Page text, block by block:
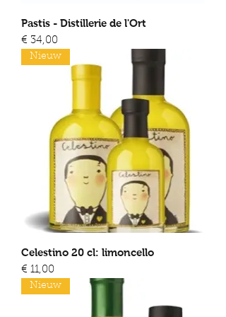
Pastis - Distillerie de l'Ort
Prijs
€ 34,00
Nieuw
Celestino 20 cl: limoncello
Prijs
€ 11,00
Nieuw